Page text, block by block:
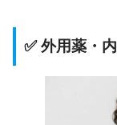
✅ 外用薬・